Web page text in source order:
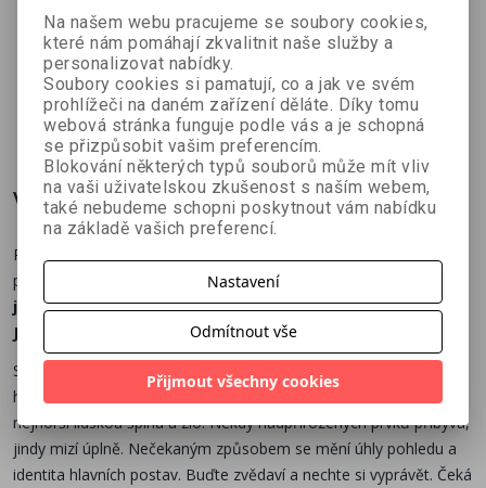
Dokonalé
zlo
Ondřej Adler
269 Kč 299 Kč
Šestnáct let
beze stopy
Gillian French
400 Kč 444 Kč
Devoluce
Max Brooks
252 Kč 360 Kč
Více o knize
Pohádky zná každý – ale co se stane, když se klasické příběhy
převypráví pro dospělé a v úplně jiných žánrech?
jako sci-fi, Popelka jako současná komedie nebo
Jabloňová panna jako historická detektivka.
Stejně jako v původních příbězích, i tady najdete nevázaný
humor a odhodlání pomoct druhým, ale i vnitřní strádání,
nejhorší lidskou špínu a zlo. Někdy nadpřirozených prvků přibývá,
jindy mizí úplně. Nečekaným způsobem se mění úhly pohledu a
identita hlavních postav. Buďte zvědaví a nechte si vyprávět. Čeká
Na našem webu pracujeme se soubory cookies,
které nám pomáhají zkvalitnit naše služby a
personalizovat nabídky.
Soubory cookies si pamatují, co a jak ve svém
prohlížeči na daném zařízení děláte. Díky tomu
webová stránka funguje podle vás a je schopná
se přizpůsobit vašim preferencím.
Blokování některých typů souborů může mít vliv
na vaši uživatelskou zkušenost s naším webem,
také nebudeme schopni poskytnout vám nabídku
na základě vašich preferencí.
Nastavení
Odmítnout vše
Přijmout všechny cookies